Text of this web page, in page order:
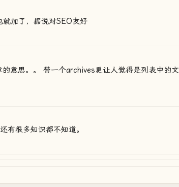
加了，据说对SEO友好
意思。。 带一个archives更让人觉得是列表中的文
有很多知识都不知道。